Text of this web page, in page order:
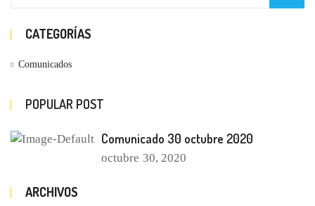
CATEGORÍAS
Comunicados
POPULAR POST
Comunicado 30 octubre 2020
octubre 30, 2020
ARCHIVOS